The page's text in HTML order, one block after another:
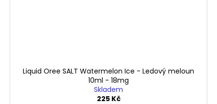
Liquid Oree SALT Watermelon Ice - Ledový meloun
10ml - 18mg
Skladem
225 Kč